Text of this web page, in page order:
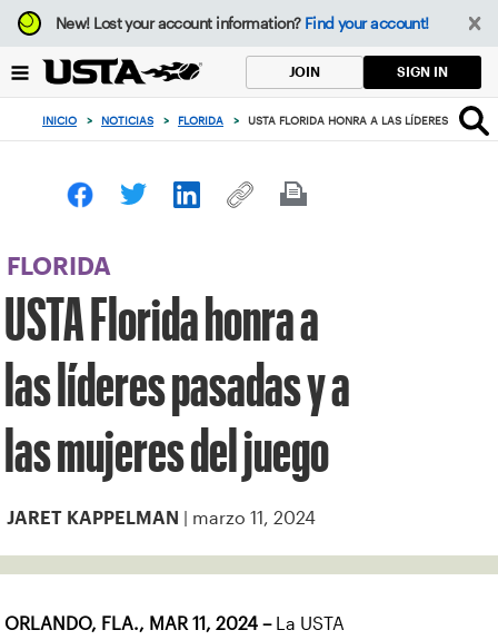
Enfoque
desde
botón
volver
principio
New!Lost your account information? Find your account!
JOIN SIGN IN
INICIO > NOTICIAS > FLORIDA > USTA FLORIDA HONRA A LAS LÍDERES
FLORIDA
USTA Florida honra a
las líderes pasadas y a
las mujeres del juego
JARET KAPPELMAN | marzo 11, 2024
ORLANDO, FLA., MAR 11, 2024 –
La USTA